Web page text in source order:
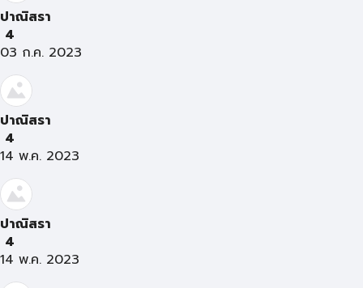
ปาณิสรา
4
03 ก.ค. 2023
ปาณิสรา
4
14 พ.ค. 2023
ปาณิสรา
4
14 พ.ค. 2023